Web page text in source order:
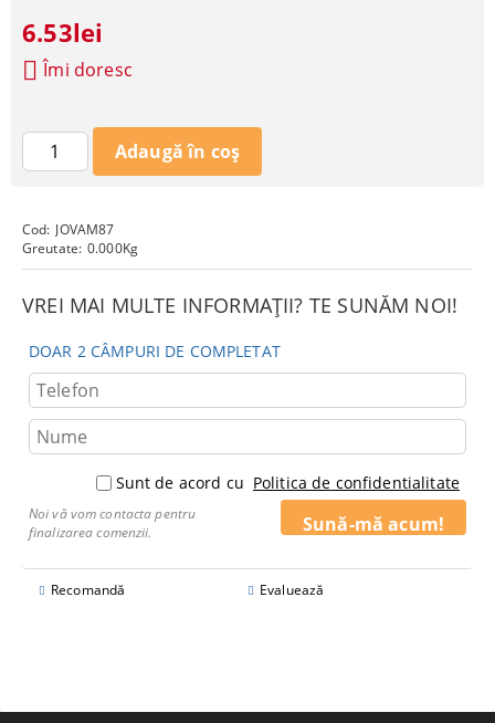
Cod: JOVAM87
Greutate: 0.000Kg
VREI MAI MULTE INFORMAȚII? TE SUNĂM NOI!
DOAR 2 CÂMPURI DE COMPLETAT
Sunt de acord cu Politica de confidentialitate
Noi vă vom contacta pentru
finalizarea comenzii.
Recomandă Evaluează
6.53lei
Îmi doresc